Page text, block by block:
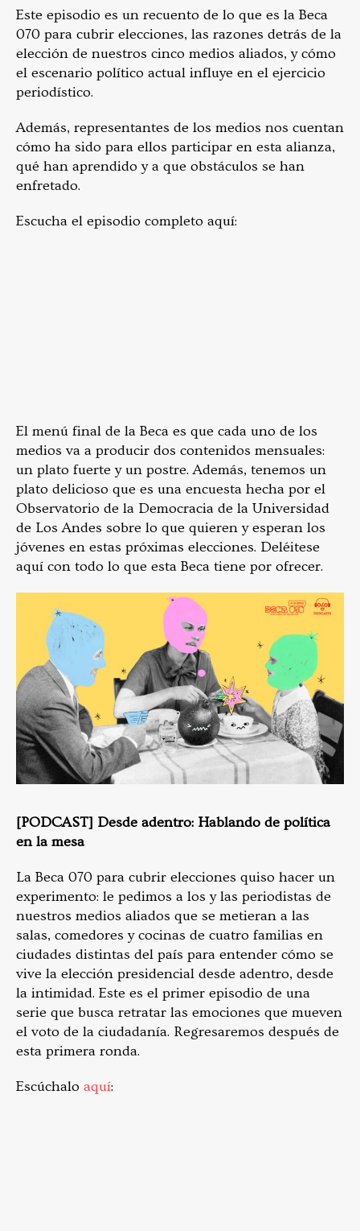
Este episodio es un recuento de lo que es la Beca
070 para cubrir elecciones, las razones detrás de la
elección de nuestros cinco medios aliados, y cómo
el escenario político actual influye en el ejercicio
periodístico.
Además, representantes de los medios nos cuentan
cómo ha sido para ellos participar en esta alianza,
qué han aprendido y a que obstáculos se han
enfretado.
Escucha el episodio completo aquí:
El menú final de la Beca es que cada uno de los
medios va a producir dos contenidos mensuales:
un plato fuerte y un postre. Además, tenemos un
plato delicioso que es una encuesta hecha por el
Observatorio de la Democracia de la Universidad
de Los Andes sobre lo que quieren y esperan los
jóvenes en estas próximas elecciones. Deléitese
aquí con todo lo que esta Beca tiene por ofrecer.
[PODCAST] Desde adentro: Hablando de política
en la mesa
La Beca 070 para cubrir elecciones quiso hacer un
experimento: le pedimos a los y las periodistas de
nuestros medios aliados que se metieran a las
salas, comedores y cocinas de cuatro familias en
ciudades distintas del país para entender cómo se
vive la elección presidencial desde adentro, desde
la intimidad. Este es el primer episodio de una
serie que busca retratar las emociones que mueven
el voto de la ciudadanía. Regresaremos después de
esta primera ronda.
Escúchalo aquí: